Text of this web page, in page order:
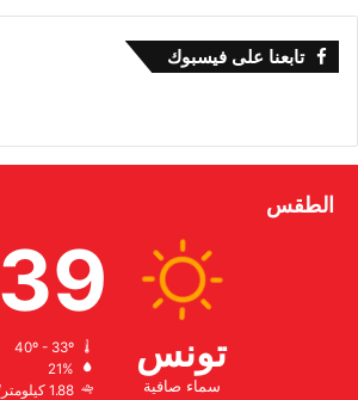
تابعنا على فيسبوك
الطقس
تونس
سماء صافية
39
21%
1.88 كيلومتر/ساعة